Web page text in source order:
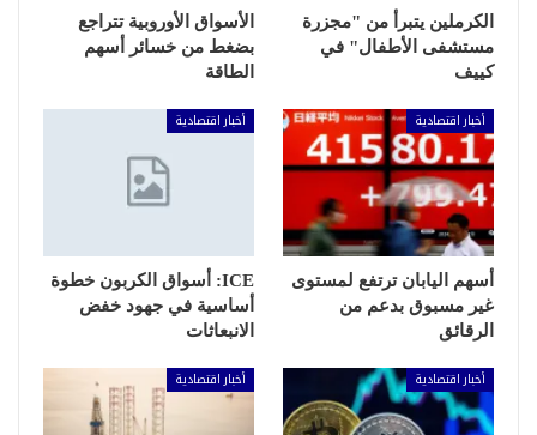
الكرملين يتبرأ من "مجزرة
مستشفى الأطفال" في
كييف
الأسواق الأوروبية تتراجع
بضغط من خسائر أسهم
الطاقة
أخبار اقتصادية
أسهم اليابان ترتفع لمستوى
غير مسبوق بدعم من
الرقائق
أخبار اقتصادية
ICE: أسواق الكربون خطوة
أساسية في جهود خفض
الانبعاثات
أخبار اقتصادية أخبار اقتصادية